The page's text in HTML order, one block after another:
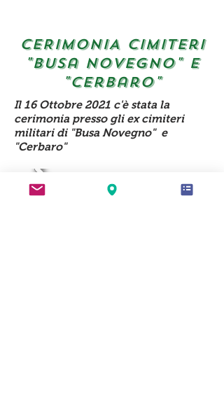
CERIMONIA cimiteri
"busa novegno" E
"cerbaro"
Il 16 Ottobre 2021 c'è stata la
cerimonia presso gli ex cimiteri
militari di "Busa Novegno" e
"Cerbaro"